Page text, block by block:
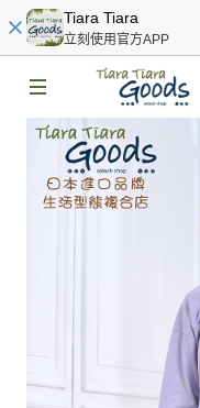
Tiara Tiara
立刻使用官方APP